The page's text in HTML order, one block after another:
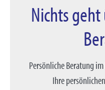
Nichts
Persönliche Beratung
Ihre